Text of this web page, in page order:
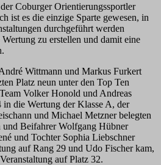
Coburger Orientierungssportler
ist es die einzige Sparte gewesen, in
durchgeführt werden
zu erstellen und damit eine
Wittmann und Markus Furkert
Platz neun unter den Top Ten
Volker Honold und Andreas
die Wertung der Klasse A, der
und Michael Metzner belegten
und Beifahrer Wolfgang Hübner
und Tochter Sophia Liebschner
auf Rang 29 und Udo Fischer kam,
auf Platz 32.